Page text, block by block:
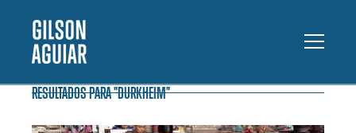
RESULTADOS PARA "DURKHEIM"